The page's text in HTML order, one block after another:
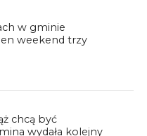
w gminie
weekend trzy
chcą być
wydała kolejny